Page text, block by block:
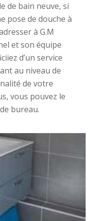
de bain neuve, si
pose de douche à
à G.M
et son équipe
d’un service
au niveau de
de votre
vous pouvez le
bureau.